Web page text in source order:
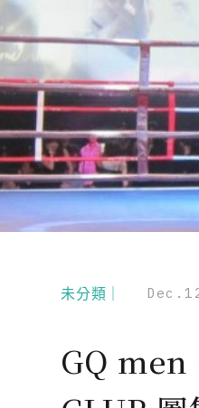
未分類｜
GQ